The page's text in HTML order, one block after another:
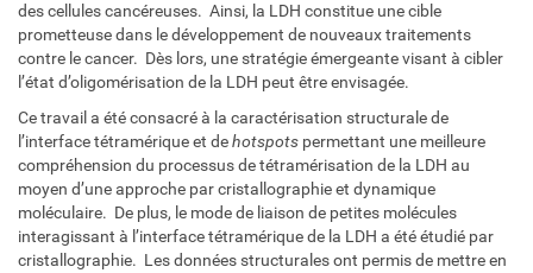
des cellules cancéreuses. Ainsi, la LDH constitue une cible
prometteuse dans le développement de nouveaux traitements
contre le cancer. Dès lors, une stratégie émergeante visant à cibler
l’état d’oligomérisation de la LDH peut être envisagée.
Ce travail a été consacré à la caractérisation structurale de
l’interface tétramérique et dehotspots permettant une meilleure
compréhension du processus de tétramérisation de la LDH au
moyen d’une approche par cristallographie et dynamique
moléculaire. De plus, le mode de liaison de petites molécules
interagissant à l’interface tétramérique de la LDH a été étudié par
cristallographie. Les données structurales ont permis de mettre en